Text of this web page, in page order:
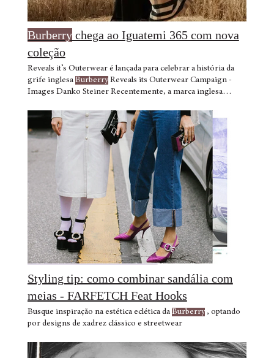
Burberrychega ao Iguatemi 365 com nova
coleção
Reveals it’s Outerwear é lançada para celebrar a história da
grife inglesa BurberryReveals its Outerwear Campaign -
Images Danko Steiner Recentemente, a marca inglesa
por ThomasBurberry
no auge de seus 21 anos, a marca
surge com o princípio de que as sobretudoBurberry
foi
inventado durante a Primeira Guerra Mundial.Burberry
Reveals its Outerwear Campaign - Images Danko Steiner Em
2008, a
Foundation é estabelecida
Styling tip: como combinar sandália com
meias - FARFETCH Feat Hooks
Busque inspiração na estética eclética da Burberry, optando
por designs de xadrez clássico e streetwear